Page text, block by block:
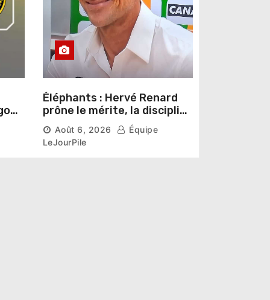
Éléphants : Hervé Renard
prône le mérite, la discipline
et l’esprit collectif pour un
nouveau départ
Août 6, 2026
Équipe
LeJourPile